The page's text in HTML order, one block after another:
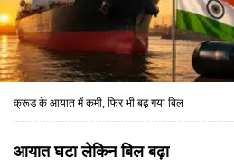
क्रूड के आयात में कमी, फिर भी बढ़ गया बिल
आयात घटा लेकिन बिल बढ़ा